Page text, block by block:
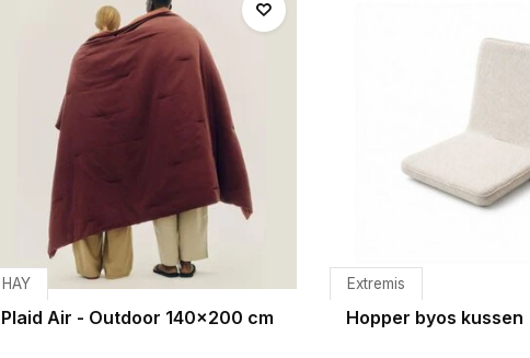
HAY
Plaid Air - Outdoor 140x200 cm
Extremis
Hopper byos kussen